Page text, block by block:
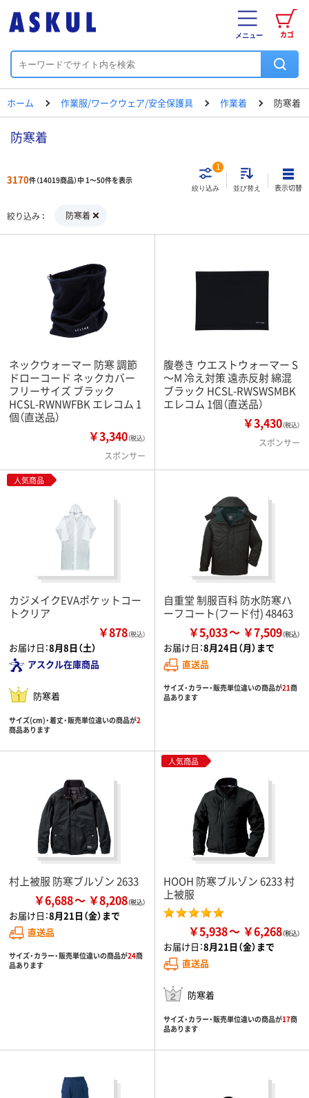
カゴ
メニュー
ホーム 作業服/ワークウェア/安全保護具 作業着 防寒着
防寒着
3170件（14019商品）中 1～50件を表示
絞り込み
1
並び替え 表示切替
絞り込み 防寒着
ネックウォーマー 防寒 調節
ドローコード ネックカバー
フリーサイズ ブラック
HCSL-RWNWFBK エレコム 1
個（直送品）
￥3,340（税込）
スポンサー
腹巻き ウエストウォーマー S
～M 冷え対策 遠赤反射 綿混
ブラック HCSL-RWSWSMBK
エレコム 1個（直送品）
￥3,430（税込）
スポンサー
人気商品
カジメイクEVAポケットコー
トクリア
￥878（税込）
お届け日：8月8日（土）
アスクル在庫商品
防寒着
サイズ(cm)・着丈・販売単位違いの商品が2
商品あります
自重堂 制服百科 防水防寒ハ
ーフコート(フード付) 48463
￥5,033 ￥7,509
お届け日：8月24日（月）まで
直送品
サイズ・カラー・販売単位違いの商品が21商
品あります
村上被服 防寒ブルゾン 2633
￥6,688 ￥8,208
お届け日：8月21日（金）まで
直送品
サイズ・カラー・販売単位違いの商品が24商
品あります
人気商品
HOOH 防寒ブルゾン 6233 村
上被服
￥5,938 ￥6,268
お届け日：8月21日（金）まで
直送品
防寒着
サイズ・カラー・販売単位違いの商品が17商
品あります